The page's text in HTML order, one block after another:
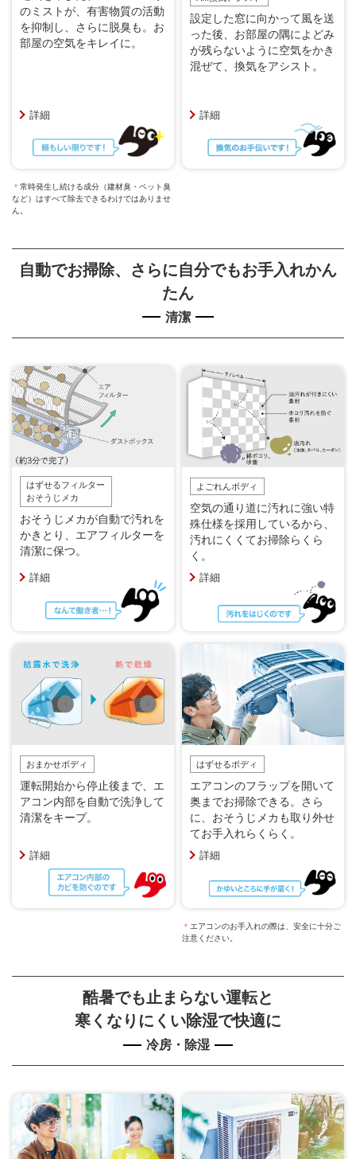
のミストが、有害物質の活動
を抑制し、さらに脱臭も。お
部屋の空気をキレイに。
詳細
＊ 常時発生し続ける成分（建材臭・ペット臭
など）はすべて除去できるわけではありませ
ん。
設定した窓に向かって風を送
った後、お部屋の隅によどみ
が残らないように空気をかき
混ぜて、換気をアシスト。
詳細
自動でお掃除、さらに自分でもお手入れかん
たん
清潔
はずせるフィルター
おそうじメカ
おそうじメカが自動で汚れを
かきとり、エアフィルターを
清潔に保つ。
詳細
よごれんボディ
空気の通り道に汚れに強い特
殊仕様を採用しているから、
汚れにくくてお掃除らくら
く。
詳細
おまかせボディ
運転開始から停止後まで、エ
アコン内部を自動で洗浄して
清潔をキープ。
詳細
はずせるボディ
エアコンのフラップを開いて
奥までお掃除できる。さら
に、おそうじメカも取り外せ
てお手入れらくらく。
詳細
＊エアコンのお手入れの際は、安全に十分ご
注意ください。
酷暑でも止まらない運転と
寒くなりにくい除湿で快適に
冷房・除湿